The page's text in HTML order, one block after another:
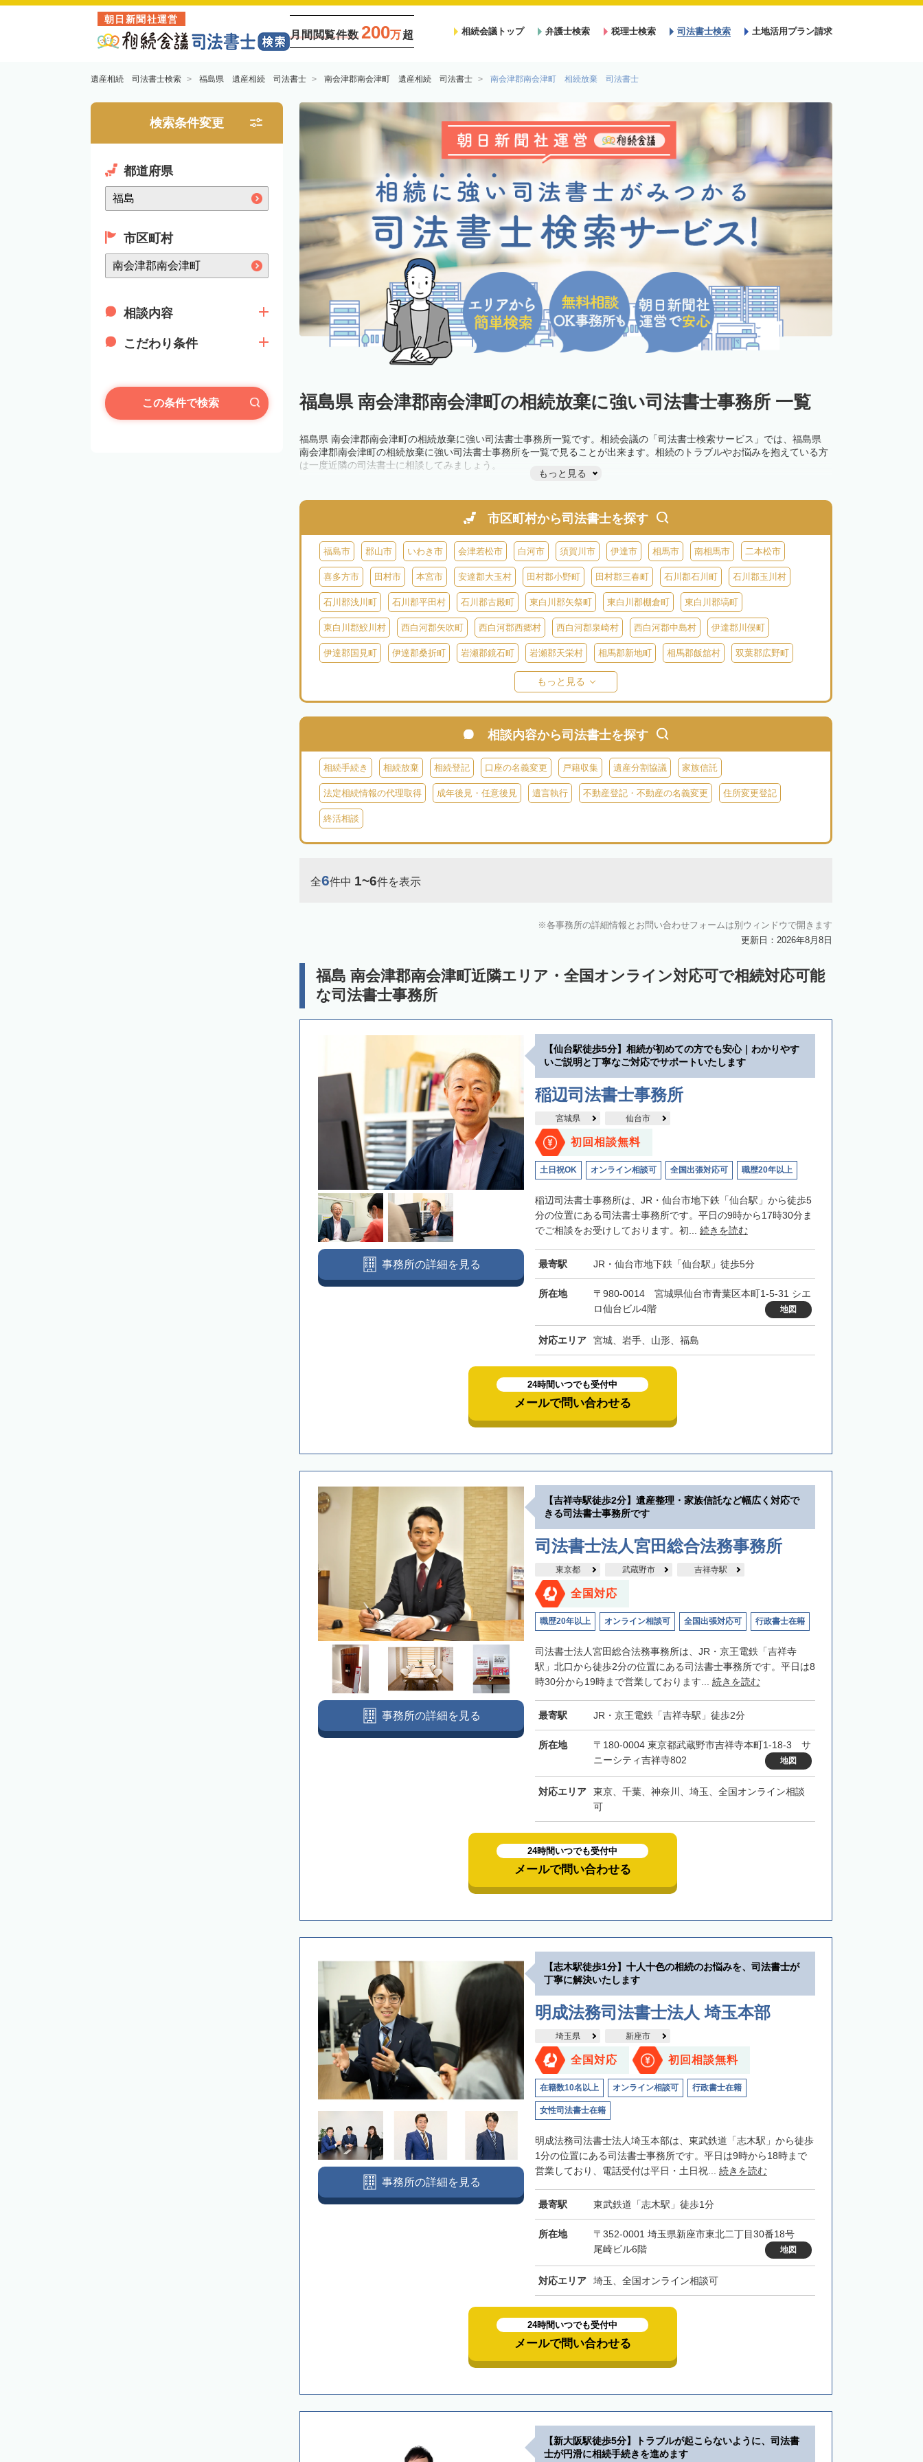
朝日新聞社運営
月間閲覧件数 200万超 相続会議トップ 弁護士検索 税理士検索 司法書士検索 土地活用プラン請求
遺産相続 司法書士検索 福島県 遺産相続 司法書士 南会津郡南会津町 遺産相続 司法書士 南会津郡南会津町 相続放棄 司法書士
検索条件変更
都道府県
市区町村
相談内容
こだわり条件
この条件で検索 福島県 南会津郡南会津町の相続放棄に強い司法書士事務所 一覧
福島県 南会津郡南会津町の相続放棄に強い司法書士事務所一覧です。相続会議の「司法書士検索サービス」では、福島県
南会津郡南会津町の相続放棄に強い司法書士事務所を一覧で見ることが出来ます。相続のトラブルやお悩みを抱えている方
は一度近隣の司法書士に相談してみましょう。
もっと見る
市区町村から司法書士を探す
福島市 郡山市 いわき市 会津若松市 白河市 須賀川市 伊達市 相馬市 南相馬市 二本松市
喜多方市 田村市 本宮市 安達郡大玉村 田村郡小野町 田村郡三春町 石川郡石川町 石川郡玉川村
石川郡浅川町 石川郡平田村 石川郡古殿町 東白川郡矢祭町 東白川郡棚倉町 東白川郡塙町
東白川郡鮫川村 西白河郡矢吹町 西白河郡西郷村 西白河郡泉崎村 西白河郡中島村 伊達郡川俣町
伊達郡国見町 伊達郡桑折町 岩瀬郡鏡石町 岩瀬郡天栄村 相馬郡新地町 相馬郡飯舘村 双葉郡広野町
双葉郡浪江町
耶麻郡猪苗代町 耶麻郡磐梯町 耶麻郡西会津町 耶麻郡北塩原村 河沼郡会津坂下町 河沼郡柳津町
大沼郡金山町 大沼郡三島町 大沼郡昭和村
南会津郡下郷町 南会津郡只見町 南会津郡檜枝岐村
もっと見る
相談内容から司法書士を探す
相続手続き 相続放棄 相続登記 口座の名義変更 戸籍収集 遺産分割協議 家族信託
法定相続情報の代理取得 成年後見・任意後見 遺言執行 不動産登記・不動産の名義変更 住所変更登記
終活相談
全6件中 1~6件を表示
各事務所の詳細情報とお問い合わせフォームは別ウィンドウで開きます
更新日：2026年8月8日
福島 南会津郡南会津町近隣エリア・全国オンライン対応可で相続対応可能
な司法書士事務所
【仙台駅徒歩5分】相続が初めての方でも安心｜わかりやす
いご説明と丁寧なご対応でサポートいたします
稲辺司法書士事務所
宮城県 仙台市
初回相談無料
土日祝OK オンライン相談可 全国出張対応可 職歴20年以上
稲辺司法書士事務所は、JR・仙台市地下鉄「仙台駅」から徒歩5
分の位置にある司法書士事務所です。平日の9時から17時30分ま
でご相談をお受けしております。初... 続きを読む
最寄駅 JR・仙台市地下鉄「仙台駅」徒歩5分
所在地
〒980-0014 宮城県仙台市青葉区本町1-5-31 シエ
ロ仙台ビル4階
地図
対応エリア 宮城、岩手、山形、福島
事務所の詳細を見る
24時間いつでも受付中
メールで問い合わせる
【吉祥寺駅徒歩2分】遺産整理・家族信託など幅広く対応で
きる司法書士事務所です
司法書士法人宮田総合法務事務所
東京都 武蔵野市 吉祥寺駅
全国対応
職歴20年以上 オンライン相談可 全国出張対応可 行政書士在籍
司法書士法人宮田総合法務事務所は、JR・京王電鉄「吉祥寺
駅」北口から徒歩2分の位置にある司法書士事務所です。平日は8
時30分から19時まで営業しております... 続きを読む
最寄駅 JR・京王電鉄「吉祥寺駅」徒歩2分
所在地
〒180-0004 東京都武蔵野市吉祥寺本町1-18-3 サ
ニーシティ吉祥寺802
地図
対応エリア
東京、千葉、神奈川、埼玉、全国オンライン相談
可
事務所の詳細を見る
24時間いつでも受付中
メールで問い合わせる
【志木駅徒歩1分】十人十色の相続のお悩みを、司法書士が
丁寧に解決いたします
明成法務司法書士法人 埼玉本部
埼玉県 新座市
全国対応 初回相談無料
在籍数10名以上 オンライン相談可 行政書士在籍
女性司法書士在籍
明成法務司法書士法人埼玉本部は、東武鉄道「志木駅」から徒歩
1分の位置にある司法書士事務所です。平日は9時から18時まで
営業しており、電話受付は平日・土日祝... 続きを読む
最寄駅 東武鉄道「志木駅」徒歩1分
所在地
〒352-0001 埼玉県新座市東北二丁目30番18号
尾崎ビル6階
地図
対応エリア 埼玉、全国オンライン相談可
事務所の詳細を見る
24時間いつでも受付中
メールで問い合わせる
【新大阪駅徒歩5分】トラブルが起こらないように、司法書
士が円滑に相続手続きを進めます